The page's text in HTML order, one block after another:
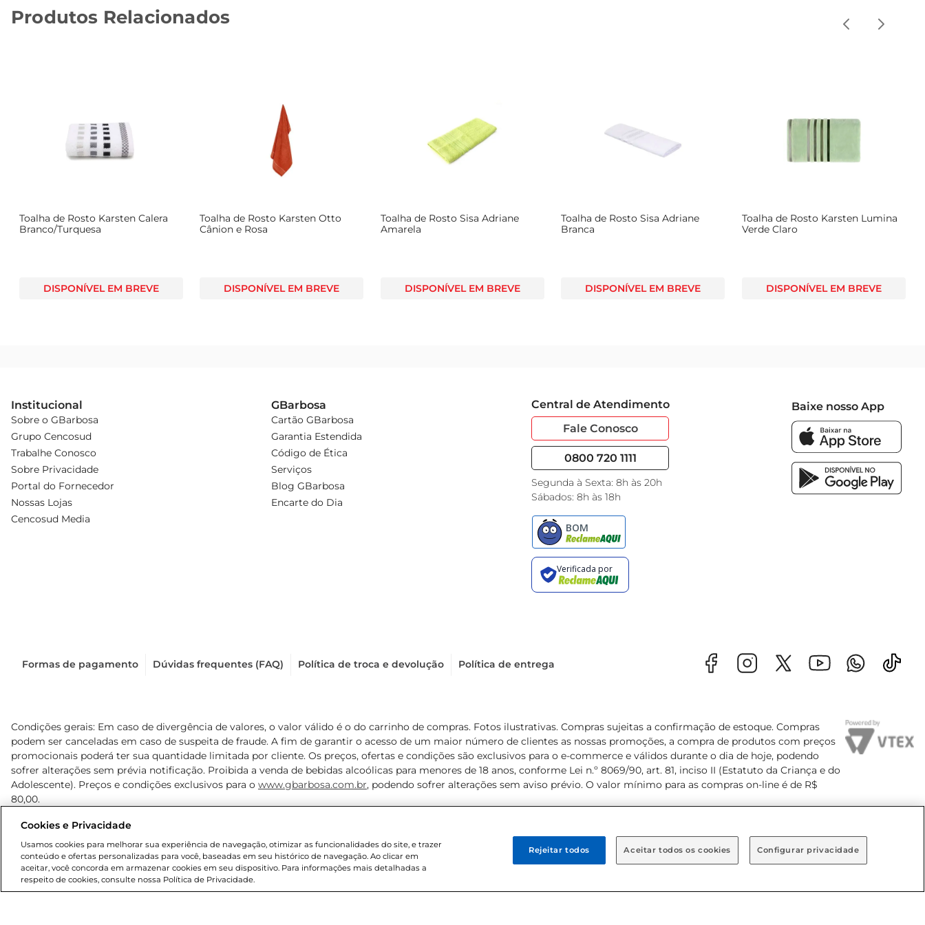
Produtos Relacionados
Toalha de Rosto Karsten Calera
Branco/Turquesa
DISPONÍVEL EM BREVE
Toalha de Rosto Karsten Otto
Cânion e Rosa
DISPONÍVEL EM BREVE
Toalha de Rosto Sisa Adriane
Amarela
DISPONÍVEL EM BREVE
Toalha de Rosto Sisa Adriane
Branca
DISPONÍVEL EM BREVE
Toalha de Rosto Karsten Lumina
Verde Claro
DISPONÍVEL EM BREVE
Institucional
Sobre o GBarbosa
Grupo Cencosud
Trabalhe Conosco
Sobre Privacidade
Portal do Fornecedor
Nossas Lojas
Cencosud Media
GBarbosa
Cartão GBarbosa
Garantia Estendida
Código de Ética
Serviços
Blog GBarbosa
Encarte do Dia
Central de Atendimento
Fale Conosco
0800 720 1111
Segunda à Sexta: 8h às 20h
Sábados: 8h às 18h
Baixe nosso App
Formas de pagamento Dúvidas frequentes (FAQ) Política de troca e devolução Política de entrega
Condições gerais: Em caso de divergência de valores, o valor válido é o do carrinho de compras. Fotos ilustrativas. Compras sujeitas a confirmação de estoque. Compras
podem ser canceladas em caso de suspeita de fraude. A fim de garantir o acesso de um maior número de clientes as nossas promoções, a compra de produtos com preços
promocionais poderá ter sua quantidade limitada por cliente. Os preços, ofertas e condições são exclusivos para o e-commerce e válidos durante o dia de hoje, podendo
sofrer alterações sem prévia notificação. Proibida a venda de bebidas alcoólicas para menores de 18 anos, conforme Lei n.º 8069/90, art. 81, inciso II (Estatuto da Criança e do
Adolescente). Preços e condições exclusivos para o www.gbarbosa.com.br, podendo sofrer alterações sem aviso prévio. O valor mínimo para as compras on-line é de R$
80,00.
Cookies e Privacidade
Usamos cookies para melhorar sua experiência de navegação, otimizar as funcionalidades do site, e trazer
conteúdo e ofertas personalizadas para você, baseadas em seu histórico de navegação. Ao clicar em
aceitar, você concorda em armazenar cookies em seu dispositivo. Para informações mais detalhadas a
respeito de cookies, consulte nossa Política de Privacidade.
Configurar privacidade
Rejeitar todos Aceitar todos os cookies